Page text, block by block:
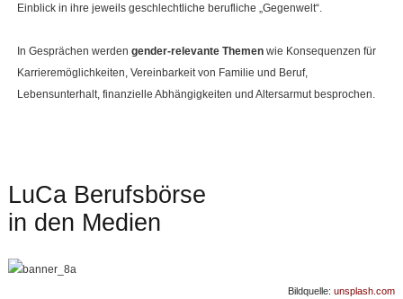
Einblick in ihre jeweils geschlechtliche berufliche „Gegenwelt“.
In Gesprächen werden gender-relevante Themenwie Konsequenzen für
Karrieremöglichkeiten, Vereinbarkeit von Familie und Beruf,
Lebensunterhalt, finanzielle Abhängigkeiten und Altersarmut besprochen.
LuCa Berufsbörse
in den Medien
Bildquelle:unsplash.com